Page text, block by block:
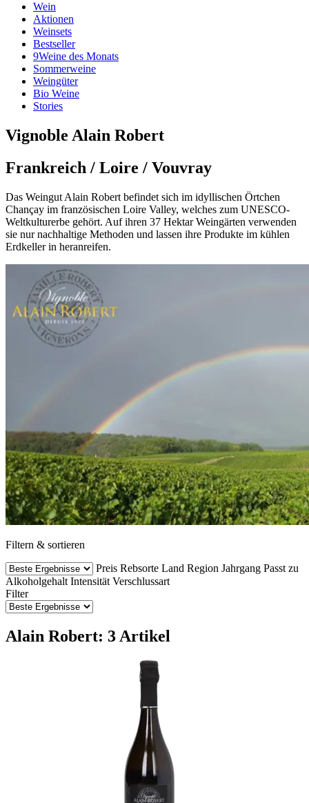
Wein
Aktionen
Weinsets
Bestseller
9Weine des Monats
Sommerweine
Weingüter
Bio Weine
Stories
Vignoble Alain Robert
Frankreich / Loire / Vouvray
Das Weingut Alain Robert befindet sich im idyllischen Örtchen
Chançay im französischen Loire Valley, welches zum UNESCO-
Weltkulturerbe gehört. Auf ihren 37 Hektar Weingärten verwenden
sie nur nachhaltige Methoden und lassen ihre Produkte im kühlen
Erdkeller in heranreifen.
Filtern & sortieren
Preis Rebsorte Land Region Jahrgang Passt zu
Alkoholgehalt Intensität Verschlussart
Filter
Alain Robert: 3 Artikel